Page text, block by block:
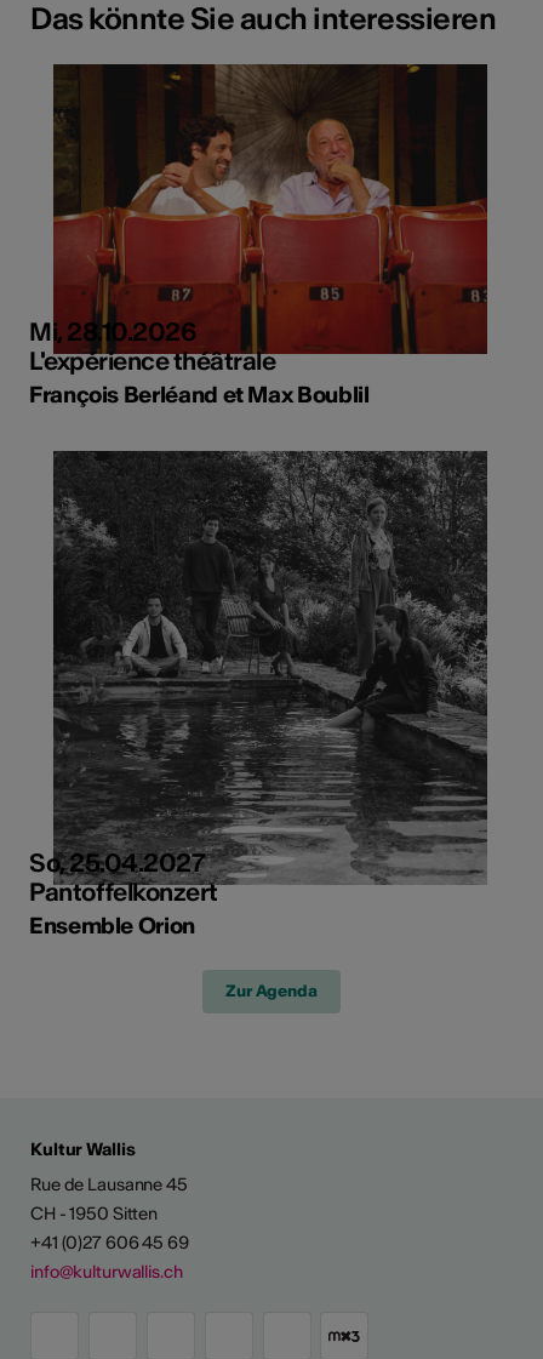
Das könnte Sie auch interessieren
Mi, 28.10.2026
L'expérience théâtrale
François Berléand et Max Boublil
So, 25.04.2027
Pantoffelkonzert
Ensemble Orion
Zur Agenda
Kultur Wallis
Rue de Lausanne 45
CH - 1950 Sitten
+41 (0)27 606 45 69
info@kulturwallis.ch